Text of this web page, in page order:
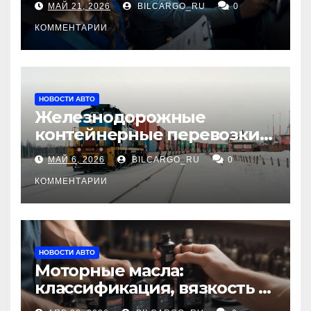
МАЙ 21, 2026 BILCARGO_RU 0
КОММЕНТАРИИ
НОВОСТИ АВТО
Железнодорожные
контейнерные перевозки
из Китая в Россию:
маршруты, сроки и
требования
МАЙ 6, 2026 BILCARGO_RU 0
КОММЕНТАРИИ
НОВОСТИ АВТО
Моторные масла:
классификация, вязкость и
рекомендации по выбору